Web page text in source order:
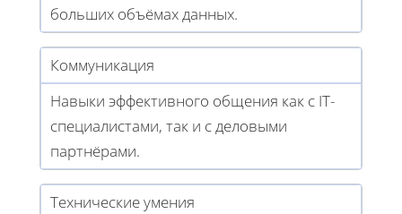
больших объёмах данных.
Коммуникация
Навыки эффективного общения как с IT-
специалистами, так и с деловыми
партнёрами.
Технические умения